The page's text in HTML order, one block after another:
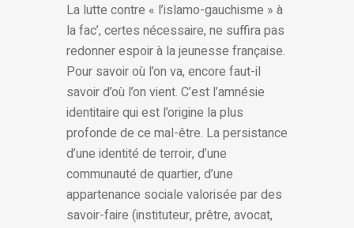
La lutte contre « l’islamo-gauchisme » à
la fac’, certes nécessaire, ne suffira pas
redonner espoir à la jeunesse française.
Pour savoir où l’on va, encore faut-il
savoir d’où l’on vient. C’est l’amnésie
identitaire qui est l’origine la plus
profonde de ce mal-être. La persistance
d’une identité de terroir, d’une
communauté de quartier, d’une
appartenance sociale valorisée par des
savoir-faire (instituteur, prêtre, avocat,